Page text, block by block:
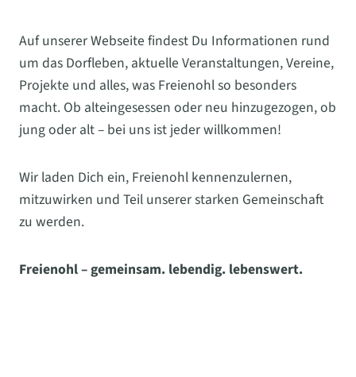
Auf unserer Webseite findest Du Informationen rund
um das Dorfleben, aktuelle Veranstaltungen, Vereine,
Projekte und alles, was Freienohl so besonders
macht. Ob alteingesessen oder neu hinzugezogen, ob
jung oder alt – bei uns ist jeder willkommen!
Wir laden Dich ein, Freienohl kennenzulernen,
mitzuwirken und Teil unserer starken Gemeinschaft
zu werden.
Freienohl – gemeinsam. lebendig. lebenswert.